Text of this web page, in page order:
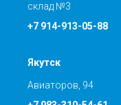
склад №3
+7 914-913-05-88
Якутск
Авиаторов, 94